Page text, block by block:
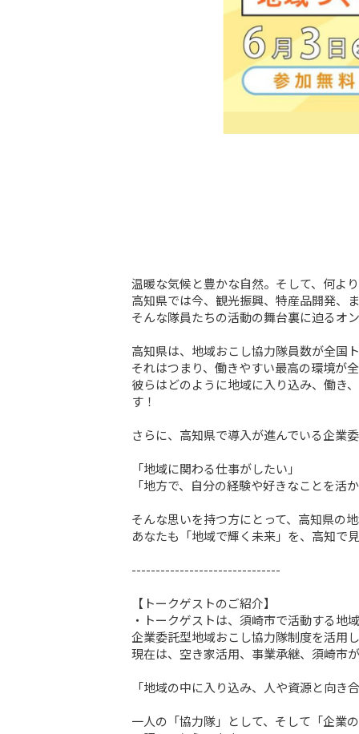
温暖な気候と豊かな自然。そして、何よ
高知県では今、観光振興、特産品開発、
そんな隊員たちの活動の舞台裏に迫るオ
高知県は、地域おこし協力隊員数が全国
それはつまり、働きやすい最高の環境が
彼らはどのように地域に入り込み、働き
す！
さらに、高知県で導入が進んでいる企業
「地域に関わる仕事がしたい」
「地方で、自分の経験や好きなことを活
そんな思いを持つ方にとって、高知県の
あなたも「地域で輝く未来」を、高知で
-------------------------------
【トークゲストのご紹介】
・トークゲストは、須崎市で活動する地
企業委託型地域おこし協力隊制度を活用
現在は、空き家活用、事業承継、須崎市
「地域の中に入り込み、人や資源と向き
一人の「協力隊」として、そして「企業